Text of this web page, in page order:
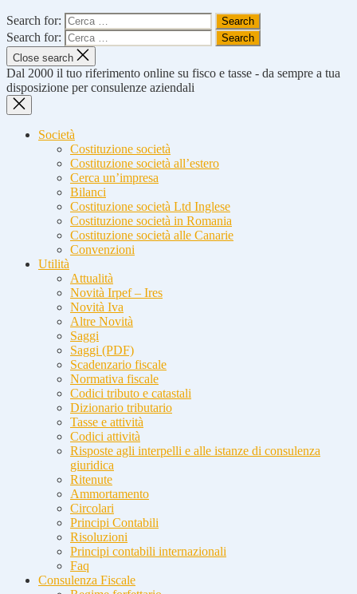
Search for:
Search for:
Close search
Dal 2000 il tuo riferimento online su fisco e tasse - da sempre a tua
disposizione per consulenze aziendali
Società
Costituzione società
Costituzione società all’estero
Cerca un’impresa
Bilanci
Costituzione società Ltd Inglese
Costituzione società in Romania
Costituzione società alle Canarie
Convenzioni
Utilità
Attualità
Novità Irpef – Ires
Novità Iva
Altre Novità
Saggi
Saggi (PDF)
Scadenzario fiscale
Normativa fiscale
Codici tributo e catastali
Dizionario tributario
Tasse e attività
Codici attività
Risposte agli interpelli e alle istanze di consulenza
giuridica
Ritenute
Ammortamento
Circolari
Principi Contabili
Risoluzioni
Principi contabili internazionali
Faq
Consulenza Fiscale